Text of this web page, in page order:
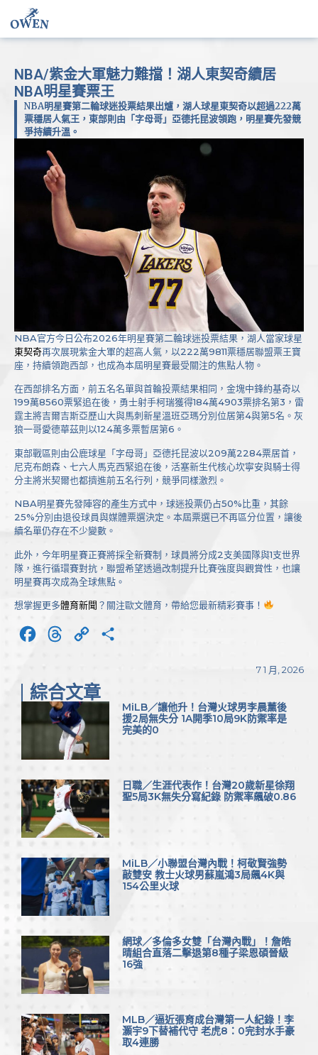
NBA/紫金大軍魅力難擋！湖人東契奇續居
NBA明星賽票王
NBA明星賽第二輪球迷投票結果出爐，湖人球星東契奇以超過222萬
票穩居人氣王，東部則由「字母哥」亞德托昆波領跑，明星賽先發競
爭持續升溫。
NBA官方今日公布2026年明星賽第二輪球迷投票結果，湖人當家球星
東契奇再次展現紫金大軍的超高人氣，以222萬9811票穩居聯盟票王寶
座，持續領跑西部，也成為本屆明星賽最受關注的焦點人物。
在西部排名方面，前五名名單與首輪投票結果相同，金塊中鋒約基奇以
199萬8560票緊追在後，勇士射手柯瑞獲得184萬4903票排名第3，雷
霆主將吉爾吉斯亞歷山大與馬刺新星溫班亞瑪分別位居第4與第5名。灰
狼一哥愛德華茲則以124萬多票暫居第6。
東部戰區則由公鹿球星「字母哥」亞德托昆波以209萬2284票居首，
尼克布朗森、七六人馬克西緊追在後，活塞新生代核心坎寧安與騎士得
分主將米契爾也都擠進前五名行列，競爭同樣激烈。
NBA明星賽先發陣容的產生方式中，球迷投票仍占50%比重，其餘
25%分別由退役球員與媒體票選決定。本屆票選已不再區分位置，讓後
續名單仍存在不少變數。
此外，今年明星賽正賽將採全新賽制，球員將分成2支美國隊與1支世界
隊，進行循環賽對抗，聯盟希望透過改制提升比賽強度與觀賞性，也讓
明星賽再次成為全球焦點。
想掌握更多體育新聞 ？關注歐文體育，帶給您最新精彩賽事！
FacebookThreads
Copy
7 1 月, 2026
綜合文章
MiLB／讓他升！台灣火球男李晨薰後
援2局無失分 1A開季10局9K防禦率是
完美的0
日職／生涯代表作！台灣20歲新星徐翔
聖5局3K無失分寫紀錄 防禦率飆破0.86
MiLB／小聯盟台灣內戰！柯敬賢強勢
敲雙安 教士火球男蘇嵐鴻3局飆4K與
154公里火球
網球／多倫多女雙「台灣內戰」！詹皓
晴組合直落二擊退第8種子梁恩碩晉級
16強
MLB／逼近張育成台灣第一人紀錄！李
灝宇9下替補代守 老虎8：0完封水手豪
取4連勝